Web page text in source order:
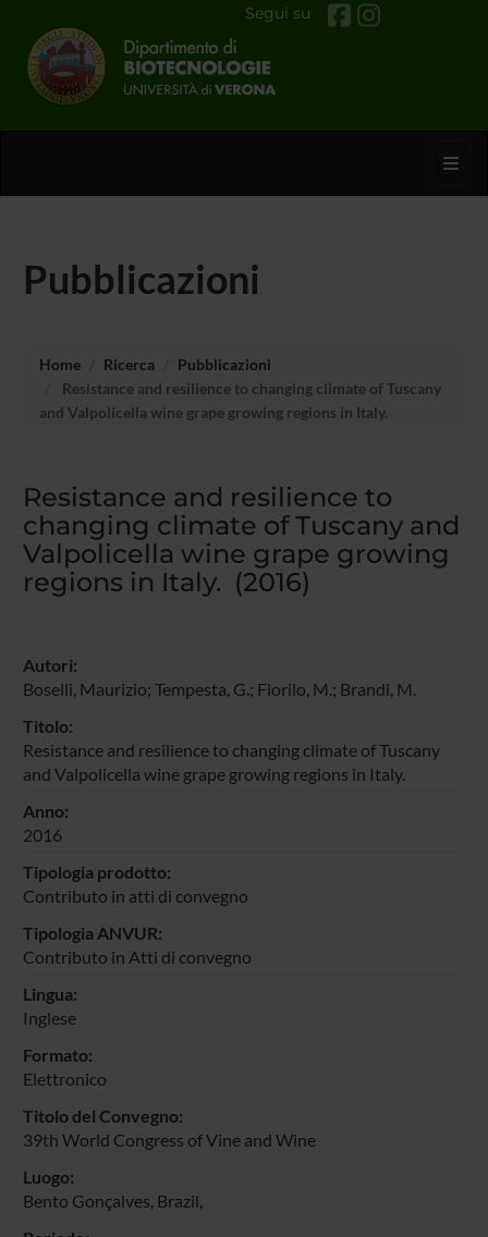
Segui su
Pubblicazioni
Home Ricerca
Pubblicazioni
Resistance and resilience to changing climate of Tuscany
and Valpolicella wine grape growing regions in Italy.
Resistance and resilience to
changing climate of Tuscany and
Valpolicella wine grape growing
regions in Italy. (2016)
Autori:
Boselli, Maurizio; Tempesta, G.; Fiorilo, M.; Brandi, M.
Titolo:
Resistance and resilience to changing climate of Tuscany
and Valpolicella wine grape growing regions in Italy.
Anno:
2016
Tipologia prodotto:
Contributo in atti di convegno
Tipologia ANVUR:
Contributo in Atti di convegno
Lingua:
Inglese
Formato:
Elettronico
Titolo del Convegno:
39th World Congress of Vine and Wine
Luogo:
Bento Gonçalves, Brazil,